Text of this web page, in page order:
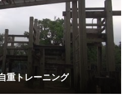
重トレーニング